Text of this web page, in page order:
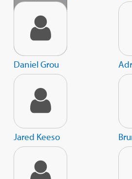
Daniel Grou
Jared Keeso